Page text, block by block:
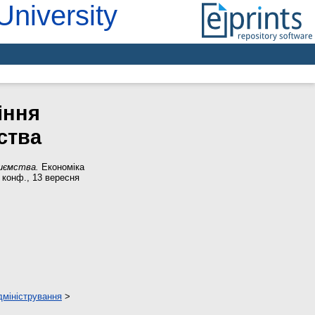
Економіка
конф., 13 вересня
>